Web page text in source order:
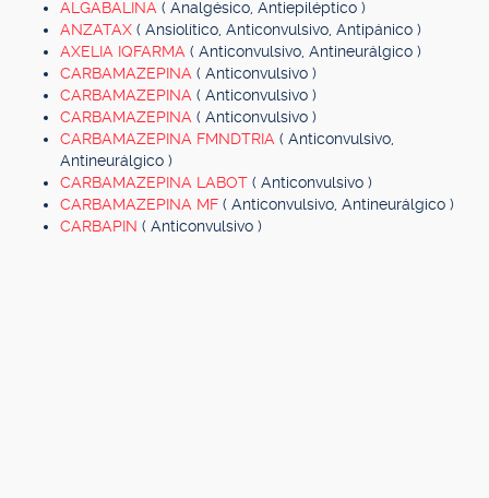
ALGABALINA ( Analgésico, Antiepiléptico )
ANZATAX ( Ansiolítico, Anticonvulsivo, Antipánico )
AXELIA IQFARMA ( Anticonvulsivo, Antineurálgico )
CARBAMAZEPINA ( Anticonvulsivo )
CARBAMAZEPINA ( Anticonvulsivo )
CARBAMAZEPINA ( Anticonvulsivo )
CARBAMAZEPINA FMNDTRIA ( Anticonvulsivo,
Antineurálgico )
CARBAMAZEPINA LABOT ( Anticonvulsivo )
CARBAMAZEPINA MF ( Anticonvulsivo, Antineurálgico )
CARBAPIN ( Anticonvulsivo )